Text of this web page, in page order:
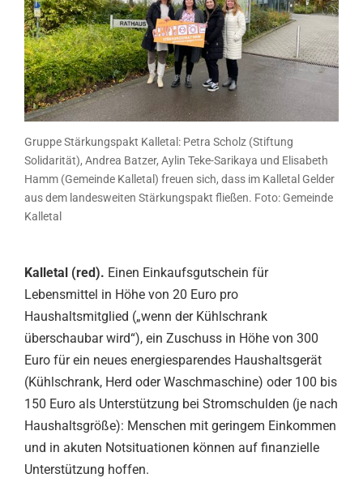
Gruppe Stärkungspakt Kalletal: Petra Scholz (Stiftung
Solidarität), Andrea Batzer, Aylin Teke-Sarikaya und Elisabeth
Hamm (Gemeinde Kalletal) freuen sich, dass im Kalletal Gelder
aus dem landesweiten Stärkungspakt fließen. Foto: Gemeinde
Kalletal
Kalletal (red). Einen Einkaufsgutschein für
Lebensmittel in Höhe von 20 Euro pro
Haushaltsmitglied („wenn der Kühlschrank
überschaubar wird“), ein Zuschuss in Höhe von 300
Euro für ein neues energiesparendes Haushaltsgerät
(Kühlschrank, Herd oder Waschmaschine) oder 100 bis
150 Euro als Unterstützung bei Stromschulden (je nach
Haushaltsgröße): Menschen mit geringem Einkommen
und in akuten Notsituationen können auf finanzielle
Unterstützung hoffen.